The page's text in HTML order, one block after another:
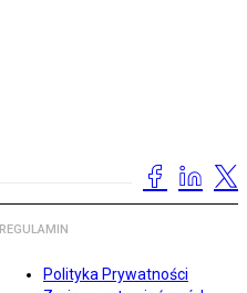
REGULAMIN
Polityka Prywatności